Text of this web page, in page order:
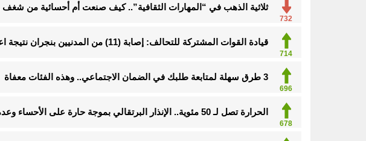
732
ثلاثية الذهب في “المهارات الثقافية”.. كيف صنعت أم أحسائية من شغف
714
قيادة القوات المشتركة للتحالف: إصابة (11) من المدنيين بنجران نتيجة اعتداءات إرهابية حوثية
696
3 طرق سهلة لمتابعة طلبك في الضمان الاجتماعي.. وهذه الفئات معفاة
678
الحرارة تصل لـ 50 مئوية.. الإنذار البرتقالي بموجة حارة على الأحساء وعدة مدن بالشرقية